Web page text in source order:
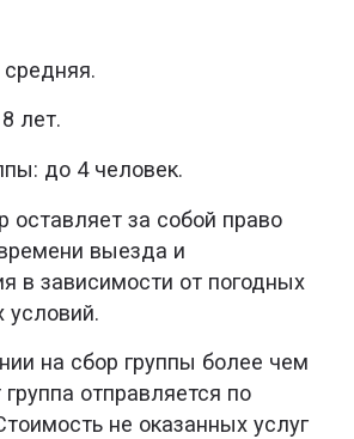
лет.
до 4 человек.
оставляет за собой право
выезда и
в зависимости от погодных
на сбор группы более чем
отправляется по
не оказанных услуг